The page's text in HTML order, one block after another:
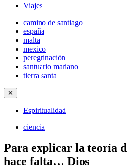
Viajes
camino de santiago
españa
malta
mexico
peregrinación
santuario mariano
tierra santa
✕
Espiritualidad
ciencia
Para explicar la teoría
hace falta… Dios